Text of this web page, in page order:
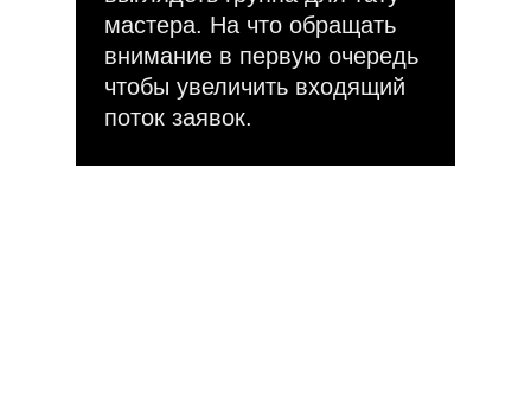
мастера. На что обращать
внимание в первую очередь
чтобы увеличить входящий
поток заявок.